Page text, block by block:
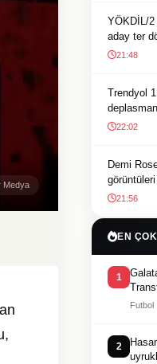
Medya
YÖKDİL/2
aday ter
21:48
Trendyol
22:02
Demi
21:56
EN
1
Futbol
2